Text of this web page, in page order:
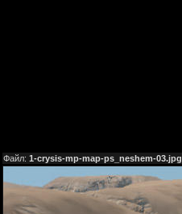
Файл: 1-crysis-mp-map-ps_neshem-03.jpg